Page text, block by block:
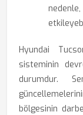
nedenle,
Hyundai
sisteminin
durumdur.
bölgesinin